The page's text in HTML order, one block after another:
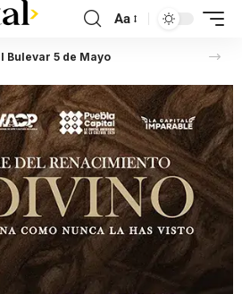
Aa
Bulevar 5 de Mayo